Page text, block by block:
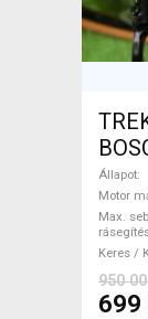
fully
Állapot
Motor
Max.
Keres /
950
699